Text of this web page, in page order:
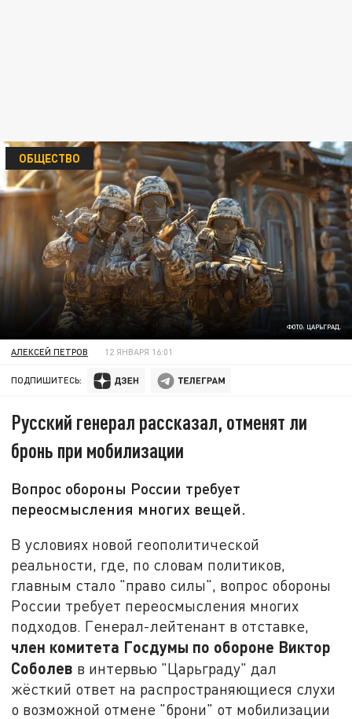
ФОТО: ЦАРЬГРАД.
ОБЩЕСТВО
АЛЕКСЕЙ ПЕТРОВ 12 ЯНВАРЯ 16:01
ПОДПИШИТЕСЬ:
Русский генерал рассказал, отменят ли
бронь при мобилизации
Вопрос обороны России требует
переосмысления многих вещей.
В условиях новой геополитической
реальности, где, по словам политиков,
главным стало "право силы", вопрос обороны
России требует переосмысления многих
подходов. Генерал-лейтенант в отставке,
член комитета Госдумы по обороне Виктор
Соболев в интервью "Царьграду" дал
жёсткий ответ на распространяющиеся слухи
о возможной отмене "брони" от мобилизации